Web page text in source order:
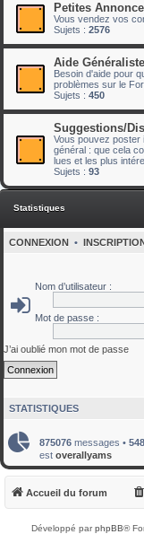
Petites
Vous vendez vos
Sujets : 2576
Aide Généraliste
Besoin d'aide pour
problèmes sur le
Sujets : 450
Suggestions/
Vous pouvez
général : que cela
lues et les plus
Sujets : 93
Statistiques
CONNEXION •
Nom d’utilisateur :
Mot de passe :
J’ai oublié mon mot de passe
STATISTIQUES
875076 messages •
est overallyams
Accueil du forum
Développé parphpBB®